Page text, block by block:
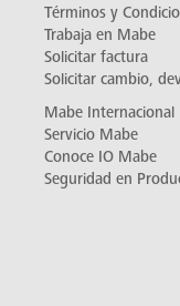
Términos y
Trabaja en Mabe
Solicitar factura
Solicitar cambio,
Mabe Internacional
Servicio Mabe
Conoce IO Mabe
Seguridad en